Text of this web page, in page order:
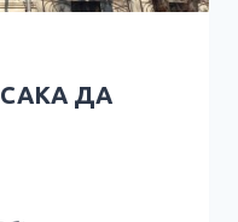
ДА